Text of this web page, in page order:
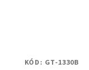
KÓD: GT-1330B